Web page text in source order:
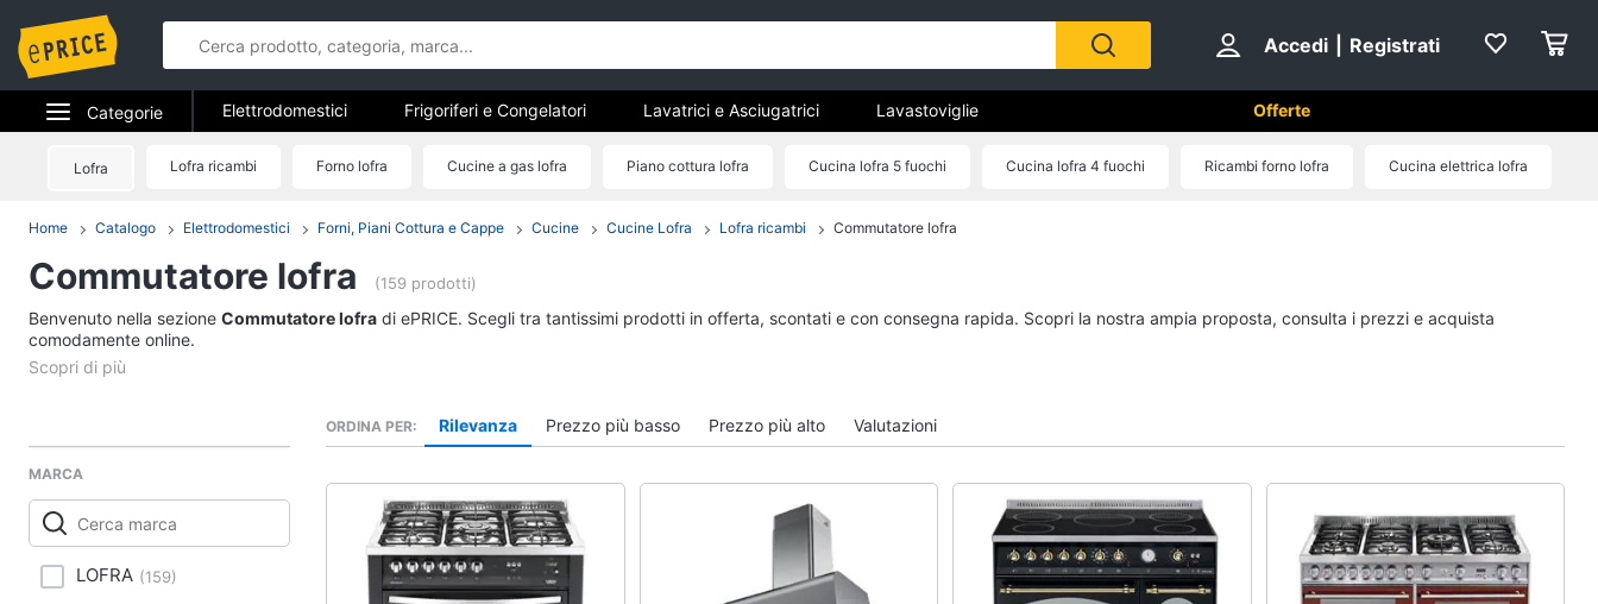
Accedi Registrati
Categorie
Elettrodomestici
Telefonia
Tv e Home Cinema
Smart home
Clima
Arredo
Elettrodomestici
Frigoriferi e Congelatori
Vedi tutti
Lavatrici e Asciugatrici
Vedi tutti
Lavastoviglie
Vedi tutti
Elettrodomestici da incasso
Lavastoviglie da Incasso
Frigorifero da incasso
Pulizia casa e stiro
Aspirapolvere Dyson
Elettrodomestici in Cucina
Friggitrice ad aria
Macchina caffè
Piccoli elettrodomestici
Termoventilatore
Termoconvettore
Elettrodomestici Frigoriferi e Congelatori Lavatrici e Asciugatrici Lavastoviglie Offerte
Lofra Lofra ricambi Forno lofra Cucine a gas lofra Piano cottura lofra Cucina lofra 5 fuochi Cucina lofra 4 fuochi Ricambi forno lofra Cucina elettrica lofra
Home Catalogo Elettrodomestici Forni, Piani Cottura e Cappe Cucine Cucine Lofra Lofra ricambi Commutatore lofra
Commutatore lofra (159 prodotti)
Benvenuto nella sezione Commutatore lofra di ePRICE. Scegli tra tantissimi prodotti in offerta, scontati e con consegna rapida. Scopri la nostra ampia proposta, consulta i prezzi e acquista
comodamente online.
MARCA
LOFRA (159)
ORDINA PER Rilevanza Prezzo più basso Prezzo più alto Valutazioni